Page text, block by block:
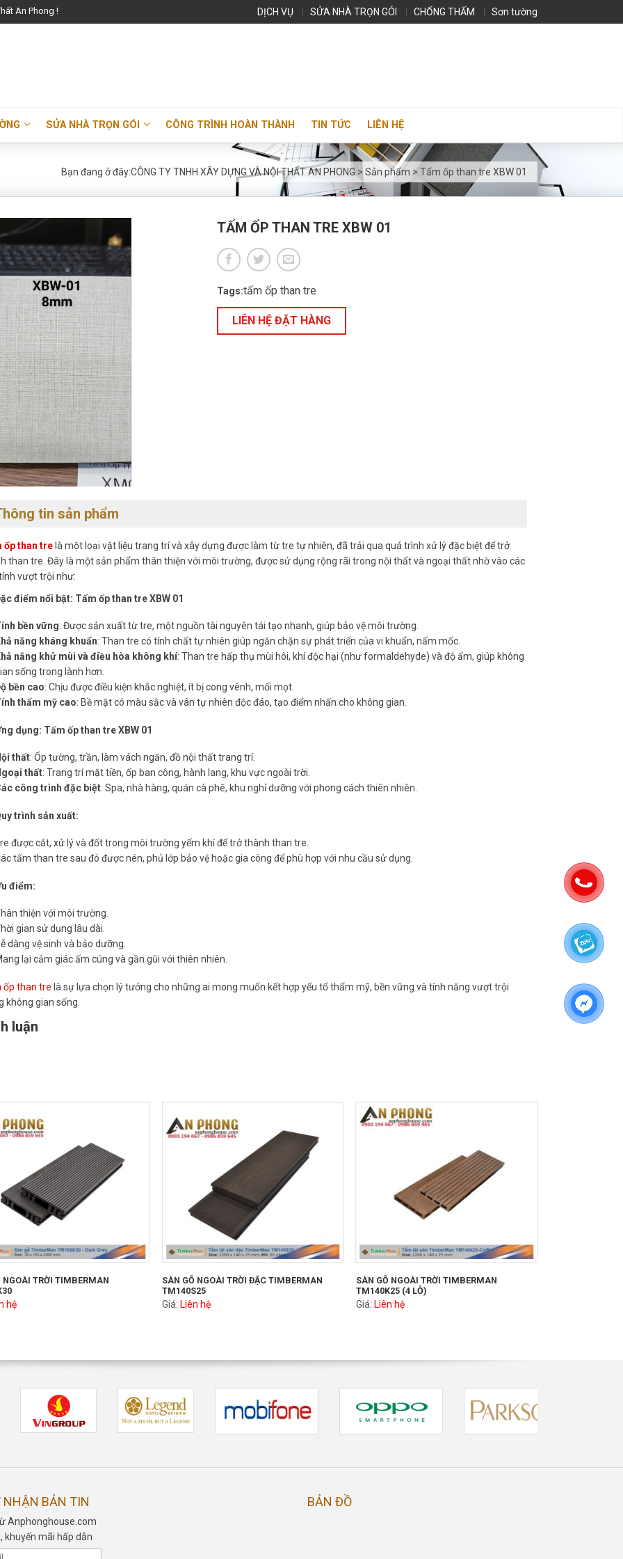
An Phong ! DỊCH VỤ SỬA NHÀ TRỌN GÓI CHỐNG THẤM Sơn tường
SỬA NHÀ TRỌN GÓI CÔNG TRÌNH HOÀN THÀNH TIN TỨC LIÊN HỆ
Bạn đang ở đây:CÔNG TY TNHH XÂY DỰNG VÀ NỘI THẤT AN PHONG > Sản phẩm > Tấm ốp than tre XBW 01
TẤM ỐP THAN TRE XBW 01
Tags:tấm ốp than tre
LIÊN HỆ ĐẶT HÀNG
tin sản phẩm
ốp than tre là một loại vật liệu trang trí và xây dựng được làm từ tre tự nhiên, đã trải qua quá trình xử lý đặc biệt để trở
than tre. Đây là một sản phẩm thân thiện với môi trường, được sử dụng rộng rãi trong nội thất và ngoại thất nhờ vào các
vượt trội như:
điểm nổi bật: Tấm ốp than tre XBW 01
bền vững: Được sản xuất từ tre, một nguồn tài nguyên tái tạo nhanh, giúp bảo vệ môi trường.
năng kháng khuẩn: Than tre có tính chất tự nhiên giúp ngăn chặn sự phát triển của vi khuẩn, nấm mốc.
năng khử mùi và điều hòa không khí: Than tre hấp thụ mùi hôi, khí độc hại (như formaldehyde) và độ ẩm, giúp không
sống trong lành hơn.
bền cao: Chịu được điều kiện khắc nghiệt, ít bị cong vênh, mối mọt.
thẩm mỹ cao: Bề mặt có màu sắc và vân tự nhiên độc đáo, tạo điểm nhấn cho không gian.
dụng: Tấm ốp than tre XBW 01
thất: Ốp tường, trần, làm vách ngăn, đồ nội thất trang trí.
thất: Trang trí mặt tiền, ốp ban công, hành lang, khu vực ngoài trời.
công trình đặc biệt: Spa, nhà hàng, quán cà phê, khu nghỉ dưỡng với phong cách thiên nhiên.
trình sản xuất:
được cắt, xử lý và đốt trong môi trường yếm khí để trở thành than tre.
tấm than tre sau đó được nén, phủ lớp bảo vệ hoặc gia công để phù hợp với nhu cầu sử dụng.
điểm:
thiện với môi trường.
gian sử dụng lâu dài.
dàng vệ sinh và bảo dưỡng.
lại cảm giác ấm cúng và gần gũi với thiên nhiên.
ốp than tre là sự lựa chọn lý tưởng cho những ai mong muốn kết hợp yếu tố thẩm mỹ, bền vững và tính năng vượt trội
không gian sống.
luận
NGOÀI TRỜI TIMBERMAN
hệ
SÀN GỖ NGOÀI TRỜI ĐẶC TIMBERMAN
TM140S25
Giá: Liên hệ
SÀN GỖ NGOÀI TRỜI TIMBERMAN
TM140K25 (4 LỖ)
Giá: Liên hệ
NHẬN BẢN TIN
Anphonghouse.com
khuyến mãi hấp dẫn
BẢN ĐỒ